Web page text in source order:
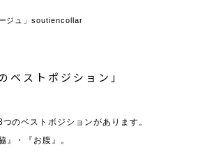
ジュ」soutiencollar
ベストポジション」
のベストボジションがあります。
』・『お腹』。